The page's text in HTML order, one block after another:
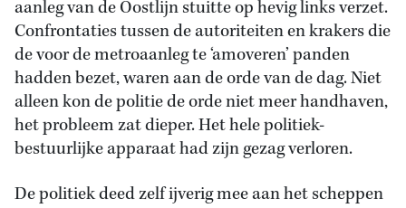
aanleg van de Oostlijn stuitte op hevig links verzet.
Confrontaties tussen de autoriteiten en krakers die
de voor de metroaanleg te ‘amoveren’ panden
hadden bezet, waren aan de orde van de dag. Niet
alleen kon de politie de orde niet meer handhaven,
het probleem zat dieper. Het hele politiek-
bestuurlijke apparaat had zijn gezag verloren.
De politiek deed zelf ijverig mee aan het scheppen